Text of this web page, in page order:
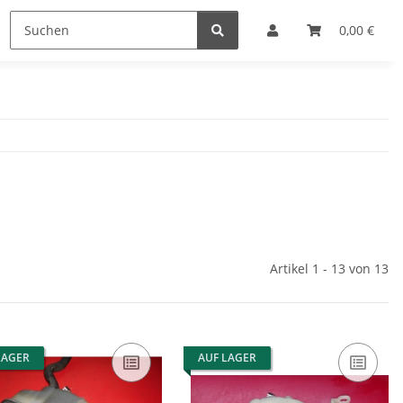
0,00 €
Artikel 1 - 13 von 13
AUF LAGER